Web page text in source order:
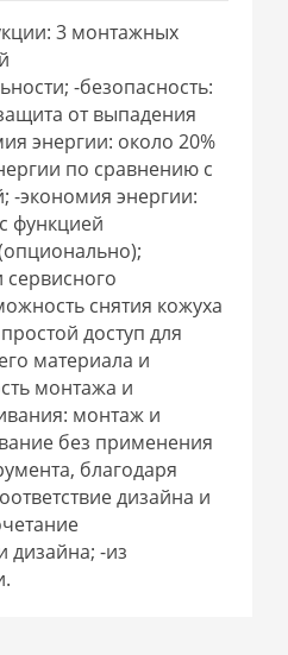
3 монтажных
-безопасность:
от выпадения
энергии: около 20%
по сравнению с
-экономия энергии:
функцией
сервисного
снятия кожуха
доступ для
материала и
монтажа и
монтаж и
без применения
благодаря
дизайна и
дизайна; -из